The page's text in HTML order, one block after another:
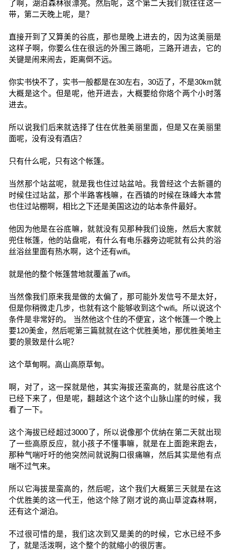
了啊，湖泊森林很漂亮。然后呢，这个第二天我们就往往这一
带，第二天晚上呢，是？
直接开到了又算美的谷底，那也是晚上进去的，因为这美丽是
这样子啊，你要么住在很远的外围三路呃，三路开进去，它的
关键是闹来闹去，距离倒不远。
你实书快不了，实书一般都是在30左右，30迈了，不是30km就
大概是这个。但是呢，他开进去，大概要给你烙个两个小时落
进去。
所以说我们后来就选择了住在优胜美丽里面，但是又在美丽里
面呢，没有没有酒店？
只有什么呢，只有这个帐篷。
当然那个站盆呢，就是我也住过站盆哈。我曾经这个去新疆的
时候住过站盆，那个半路客栈嘛，在西镇的时候在珠峰大本营
也住过站棚啊，相比之下还是美国这边的站本条件最好。
他因为他是在谷底嘛，就就没有见那种我们设施，然后大家就
兜住帐篷，他的站盘呢，有什么有电乐器旁边呢就有公共的浴
丝浴丝里面有热水啊，这个还有wifi。
就是他的整个帐篷营地就覆盖了wifi。
当然像我们原来我是做的太偏了，那可能外发信号不是太好，
但是你稍微走几步，也就有这个能够收到这个wifi。所以说这个
条件是非常好的。 当然他这个住的不便宜，这个帐篷一个晚上
要120美金，然后呢第三篇就就在这个优胜美地，那优胜美地主
要的景致是什么呢？
这个草甸啊。高山高原草甸。
啊，对了，这一探就是他，其实海拔还蛮高的，就是谷底这个
已经下来了，但是呢，翻越这个这个这个山脉山崖的时候，我
看了一下。
这个海拔已经超过3000了，所以说像那个优纳在第二天就出现
了一些高原反应，就小孩子不懂事嘛，就是在上面跑来跑去，
那种气喘吁吁的他突然间就说胸口很痛嘛，然后其实是他有点
喘不过气来。
所以它海拔是蛮高的，然后呢，这个我们大概第三天就是在这
个优胜美的这一代王，他这个除了刚才说的高山草淀森林啊，
还有这个湖泊。
不过很可惜的是，我们这次到又是美的的时候，它水已经不多
了，就是活泼啊，这个整个的就缩小的很厉害。